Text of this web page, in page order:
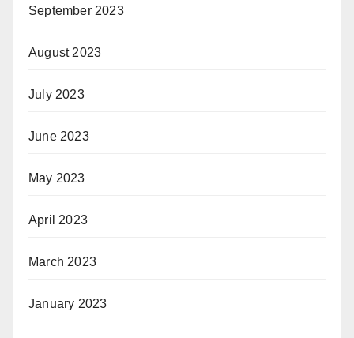
September 2023
August 2023
July 2023
June 2023
May 2023
April 2023
March 2023
January 2023